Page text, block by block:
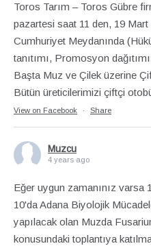
Toros Tarım – Toros Gübre
pazartesi saat 11 den, 19 Mart
Cumhuriyet Meydanında
tanıtımı, Promosyon
Başta Muz ve Çilek üzerine
Bütün üreticilerimizi çiftçi
View on Facebook · Share
Muzcu
4 years ago
Eğer uygun zamanınız varsa
10'da Adana Biyolojik
yapılacak olan Muzda
konusundaki toplantıya